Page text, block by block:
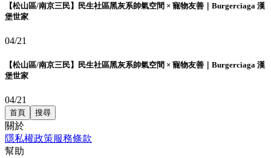
【松山區/南京三民】民生社區黑灰系帥氣空間 × 寵物友善｜Burgerciaga 漢
堡世家
04/21
【松山區/南京三民】民生社區黑灰系帥氣空間 × 寵物友善｜Burgerciaga 漢
堡世家
04/21
首頁 搜尋
關於
隱私權政策服務條款
幫助